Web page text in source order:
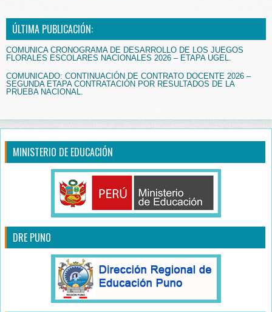
ÚLTIMA PUBLICACIÓN:
COMUNICA CRONOGRAMA DE DESARROLLO DE LOS JUEGOS
FLORALES ESCOLARES NACIONALES 2026 – ETAPA UGEL.
COMUNICADO: CONTINUACIÓN DE CONTRATO DOCENTE 2026 –
SEGUNDA ETAPA CONTRATACIÓN POR RESULTADOS DE LA
PRUEBA NACIONAL.
MINISTERIO DE EDUCACIÓN
DRE PUNO